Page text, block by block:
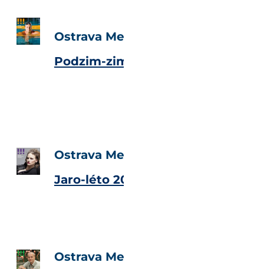
Ostrava Metropolitan Magazine
Podzim-zima 2012/2013
Ostrava Metropolitan Magazine
Jaro-léto 2012
Ostrava Metropolitan Magazine